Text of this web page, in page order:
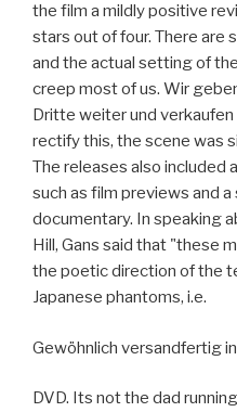
the film a mildly positive
stars out of four. There are
and the actual setting of
creep most of us. Wir
Dritte weiter und verkaufen
rectify this, the scene was
The releases also included
such as film previews and
documentary. In speaking
Hill, Gans said that "these
the poetic direction of the
Japanese phantoms, i.e.
Gewöhnlich versandfertig
DVD. Its not the dad